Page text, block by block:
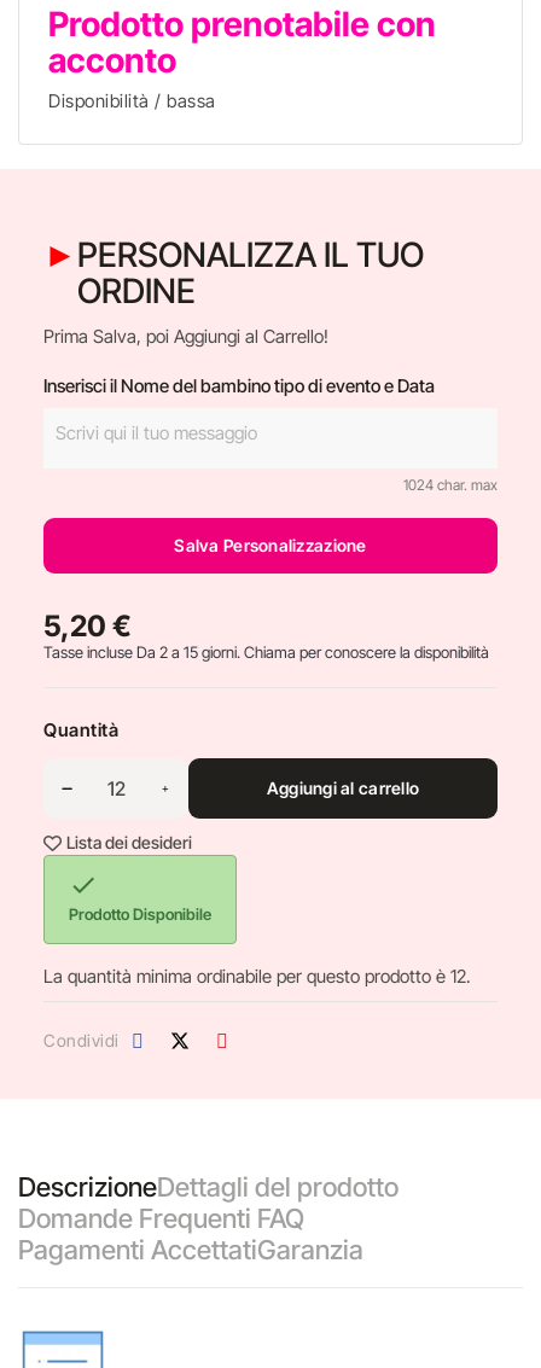
Prodotto prenotabile con
acconto
Disponibilità / bassa
PERSONALIZZA IL TUO
ORDINE
Prima Salva, poi Aggiungi al Carrello!
Inserisci il Nome del bambino tipo di evento e Data
1024 char. max
Salva Personalizzazione
5,20 €
Tasse incluseDa 2 a 15 giorni. Chiama per conoscere la disponibilità
Quantità
Aggiungi al carrello
Lista dei desideri

Prodotto Disponibile
La quantità minima ordinabile per questo prodotto è 12.
Condividi
DescrizioneDettagli del prodotto
Domande Frequenti FAQ
Pagamenti AccettatiGaranzia